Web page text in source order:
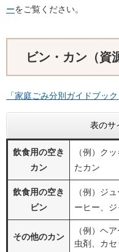
ーをご覧ください。
ビン・カン（資
「家庭ごみ分別ガイドブック
表のサ
飲食用の空き
カン
（例）ク
たカン
飲食用の空き
ビン
（例）ジ
ーヒー、
その他のカン
（例）ヘ
虫剤、カ